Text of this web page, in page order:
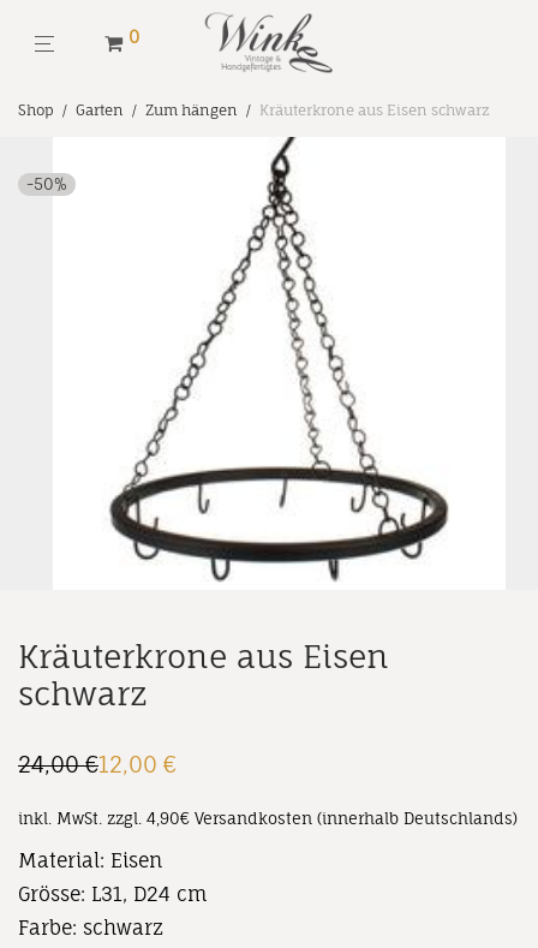
0
Shop / Garten / Zum hängen / Kräuterkrone aus Eisen schwarz
-50%
Kräuterkrone aus Eisen
schwarz
24,00€
Ursprünglicher
24,00 €
12,00 €
Aktueller
12,00 €.
inkl. MwSt. zzgl. 4,90€ Versandkosten (innerhalb Deutschlands)
Material: Eisen
Grösse: L31, D24 cm
Farbe: schwarz